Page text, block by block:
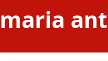
maria